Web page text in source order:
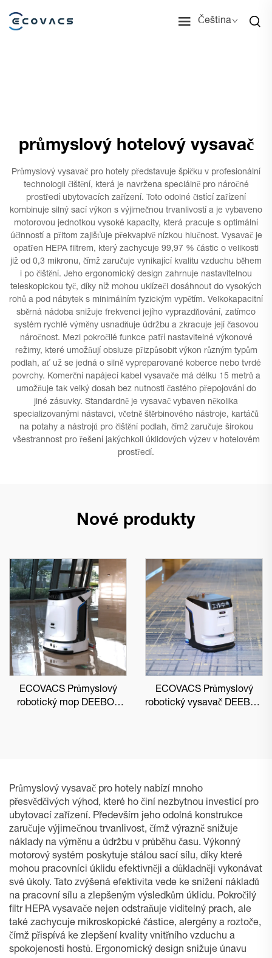
Čeština
průmyslový hotelový vysavač
Průmyslový vysavač pro hotely představuje špičku v profesionální
technologii čištění, která je navržena speciálně pro náročné
prostředí ubytovacích zařízení. Toto odolné čistící zařízení
kombinuje silný sací výkon s výjimečnou trvanlivostí a je vybaveno
motorovou jednotkou vysoké kapacity, která pracuje s optimální
účinností a přitom zajišťuje překvapivě nízkou hlučnost. Vysavač je
opatřen HEPA filtrem, který zachycuje 99,97 % částic o velikosti
již od 0,3 mikronu, čímž zaručuje vynikající kvalitu vzduchu během
i po čištění. Jeho ergonomický design zahrnuje nastavitelnou
teleskopickou tyč, díky níž mohou uklízeči dosáhnout do vysokých
rohů a pod nábytek s minimálním fyzickým vypětím. Velkokapacitní
sběrná nádoba snižuje frekvenci jejího vyprazdňování, zatímco
systém rychlé výměny usnadňuje údržbu a zkracuje její časovou
náročnost. Mezi pokročilé funkce patří nastavitelné výkonové
režimy, které umožňují obsluze přizpůsobit výkon různým typům
podlah, ať už se jedná o silně vypreparované koberce nebo tvrdé
povrchy. Komerční napájecí kabel vysavače má délku 15 metrů a
umožňuje tak velký dosah bez nutnosti častého přepojování do
jiné zásuvky. Standardně je vysavač vybaven několika
specializovanými nástavci, včetně štěrbinového nástroje, kartáčů
na potahy a nástrojů pro čištění podlah, čímž zaručuje širokou
všestrannost pro řešení jakýchkoli úklidových výzev v hotelovém
prostředí.
Nové produkty
ECOVACS Průmyslový
robotický mop DEEBOT
ECOVACS Průmyslový
robotický vysavač DEEBOT
Průmyslový vysavač pro hotely nabízí mnoho
přesvědčivých výhod, které ho činí nezbytnou investicí pro
ubytovací zařízení. Především jeho odolná konstrukce
zaručuje výjimečnou trvanlivost, čímž výrazně snižuje
náklady na výměnu a údržbu v průběhu času. Výkonný
motorový systém poskytuje stálou sací sílu, díky které
mohou pracovníci úklidu efektivněji a důkladněji vykonávat
své úkoly. Tato zvýšená efektivita vede ke snížení nákladů
na pracovní sílu a zlepšeným výsledkům úklidu. Pokročilý
filtr HEPA vysavače nejen odstraňuje viditelný prach, ale
také zachycuje mikroskopické částice, alergény a roztoče,
čímž přispívá ke zlepšení kvality vnitřního vzduchu a
spokojenosti hostů. Ergonomický design snižuje únavu